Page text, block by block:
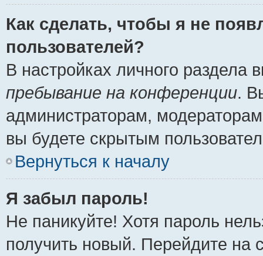
Как сделать, чтобы я не
пользователей?
В настройках личного
пребывание на конференции.
администраторам,
вы будете скрытым
Вернуться к началу
Я забыл пароль!
Не паникуйте! Хотя пароль
получить новый. Перейдите на